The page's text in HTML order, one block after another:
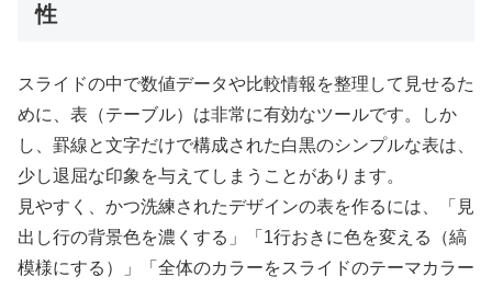
性
スライドの中で数値データや比較情報を整理して見せるた
めに、表（テーブル）は非常に有効なツールです。しか
し、罫線と文字だけで構成された白黒のシンプルな表は、
少し退屈な印象を与えてしまうことがあります。
見やすく、かつ洗練されたデザインの表を作るには、「見
出し行の背景色を濃くする」「1行おきに色を変える（縞
模様にする）」「全体のカラーをスライドのテーマカラー